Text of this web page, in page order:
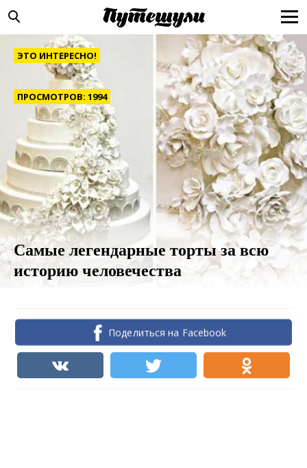
ЭТО ИНТЕРЕСНО!
ПРОСМОТРОВ: 1994
Самые легендарные торты за всю
историю человечества
Поделиться на Facebook